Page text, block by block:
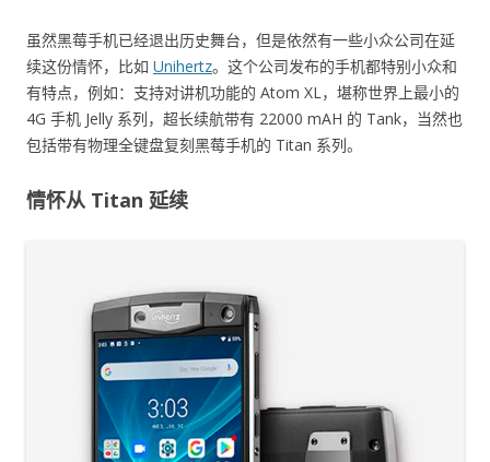
虽然黑莓手机已经退出历史舞台，但是依然有一些小众公司在延
续这份情怀，比如 Unihertz。这个公司发布的手机都特别小众和
有特点，例如：支持对讲机功能的 Atom XL，堪称世界上最小的
4G 手机 Jelly 系列，超长续航带有 22000 mAH 的 Tank，当然也
包括带有物理全键盘复刻黑莓手机的 Titan 系列。
情怀从 Titan 延续